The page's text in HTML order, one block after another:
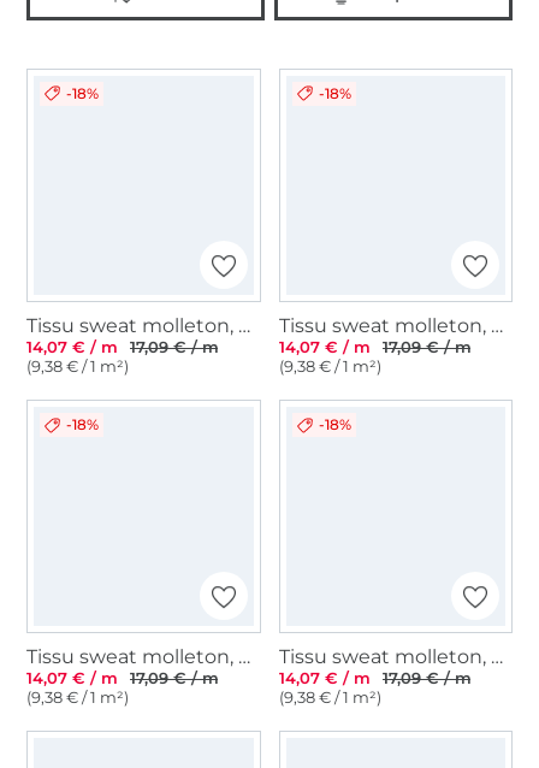
-18%
Tissu sweat molleton, bleu pétrole
14,07 € / m
17,09 € / m
(9,38 € / 1 m²)
-18%
Tissu sweat molleton, bleu marine
14,07 € / m
17,09 € / m
(9,38 € / 1 m²)
-18%
Tissu sweat molleton, noir
14,07 € / m
17,09 € / m
(9,38 € / 1 m²)
-18%
Tissu sweat molleton, mûre
14,07 € / m
17,09 € / m
(9,38 € / 1 m²)